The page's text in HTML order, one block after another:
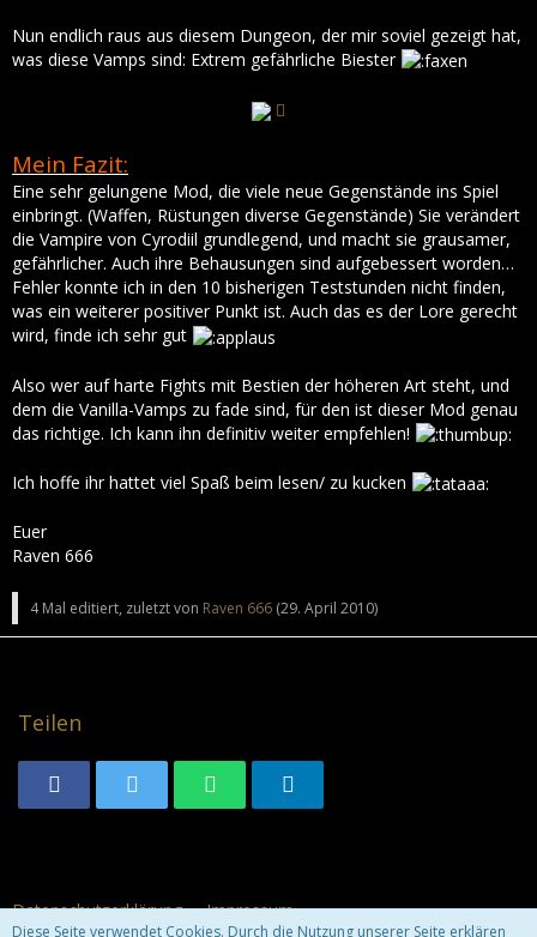
Nun endlich raus aus diesem Dungeon, der mir soviel gezeigt hat,
was diese Vamps sind: Extrem gefährliche Biester
Mein Fazit:
Eine sehr gelungene Mod, die viele neue Gegenstände ins Spiel
einbringt. (Waffen, Rüstungen diverse Gegenstände) Sie verändert
die Vampire von Cyrodiil grundlegend, und macht sie grausamer,
gefährlicher. Auch ihre Behausungen sind aufgebessert worden…
Fehler konnte ich in den 10 bisherigen Teststunden nicht finden,
was ein weiterer positiver Punkt ist. Auch das es der Lore gerecht
wird, finde ich sehr gut
Also wer auf harte Fights mit Bestien der höheren Art steht, und
dem die Vanilla-Vamps zu fade sind, für den ist dieser Mod genau
das richtige. Ich kann ihn definitiv weiter empfehlen!
Ich hoffe ihr hattet viel Spaß beim lesen/ zu kucken
Euer
Raven 666
4 Mal editiert, zuletzt von Raven 666 (29. April 2010)
Teilen
Datenschutzerklärung Impressum
Diese Seite verwendet Cookies. Durch die Nutzung unserer Seite erklären